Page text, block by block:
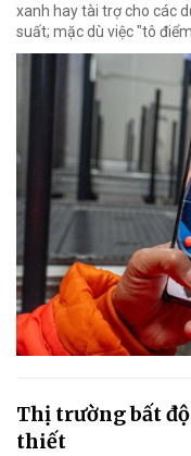
xanh hay tài trợ cho các
suất; mặc dù việc "tô
Thị trường bất
thiết